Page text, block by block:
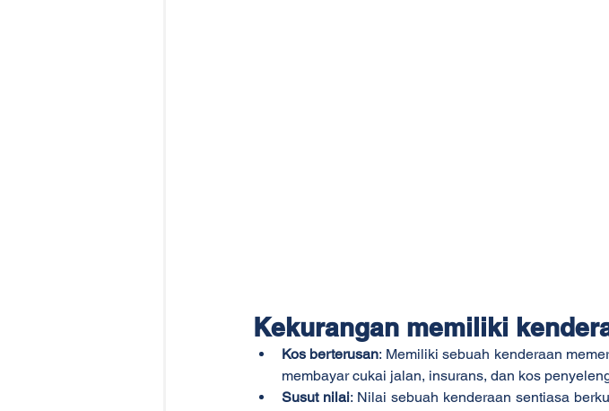
Kekurangan memiliki
Kos berterusan: Memiliki sebuah kenderaan
membayar cukai jalan, insurans, dan kos
Susut nilai: Nilai sebuah kenderaan sentiasa